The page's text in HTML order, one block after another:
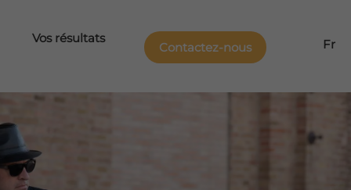
Vos résultats
Contactez-nous Fr